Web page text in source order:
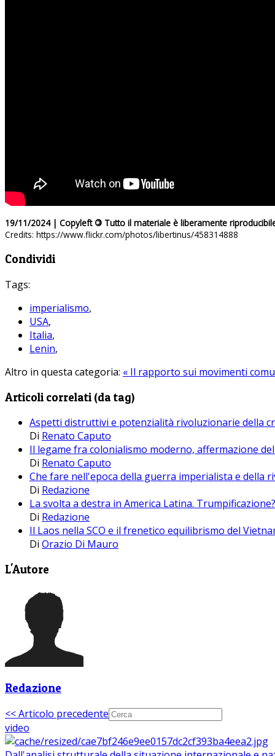
19/11/2024 | Copyleft © Tutto il materiale è liberamente
Credits: https://www.flickr.com/photos/libertinus/458314888
Condividi
Tags:
imperialismo,
USA,
Italia,
Lenin,
Altro in questa categoria: « Il rapporto sui movimenti
Articoli correlati (da tag)
Aspetti distruttivi e potenzialità rivoluzionarie della
Di Renato Caputo
Il legame fra colonialismo moderno, affermazione
Di Renato Caputo
Che fare nell'epoca della guerra imperialista e della
Di Redazione
La svolta a destra in America Latina. Trumpificazione?
Di Redazione
Il Laos nella SCO e il frenetico equilibrismo del
Di Orazio Di Mauro
L'Autore
Redazione
<< Articolo precedente
video